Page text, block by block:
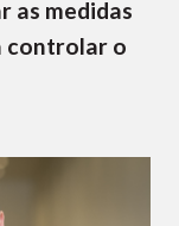
as medidas
controlar o